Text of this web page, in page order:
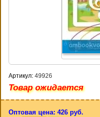
Артикул: 49926
Товар ожидается
Оптовая цена: 426 руб.